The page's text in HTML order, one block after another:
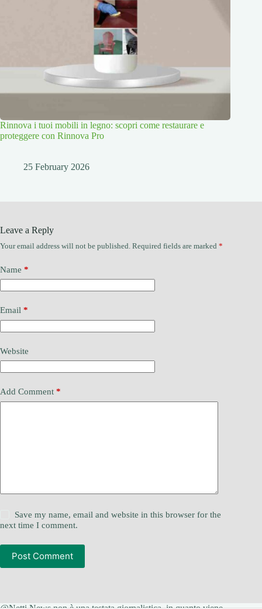
Rinnova i tuoi mobili in legno: scopri come restaurare e
proteggere con Rinnova Pro
25 February 2026
Leave a Reply
Your email address will not be published. Required fields are marked *
Name *
Email *
Website
Add Comment *
Save my name, email and website in this browser for the
next time I comment.
Post Comment